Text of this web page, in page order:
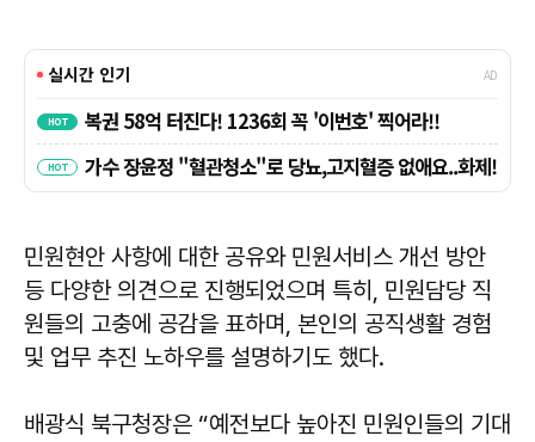
민원현안 사항에 대한 공유와 민원서비스 개선 방안
등 다양한 의견으로 진행되었으며 특히, 민원담당 직
원들의 고충에 공감을 표하며, 본인의 공직생활 경험
및 업무 추진 노하우를 설명하기도 했다.
배광식 북구청장은 “예전보다 높아진 민원인들의 기대